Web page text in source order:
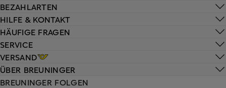
HILFE & KONTAKT
HÄUFIGE FRAGEN
SERVICE
VERSAND
BEZAHLARTEN
ÜBER BREUNINGER
BREUNINGER FOLGEN